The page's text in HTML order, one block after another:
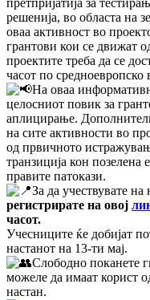
претпријатија за
решенија, во областа на
оваа активност во
грантови кои се движат
проектитe треба да се
часот по средноевропско
На оваа
целосниот повик за
аплицирање.
на сите активности во
од првичното
транзиција кон позелена
правите патокази.
За да учествувате на
регистрирате на овој
часот.
Учесниците ќе добијат
настанот на 13-ти мај.
Слободно поканете
можеле да имаат корист
настан.